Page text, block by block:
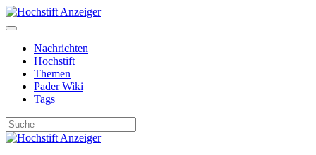
Nachrichten
Hochstift
Themen
Pader Wiki
Tags